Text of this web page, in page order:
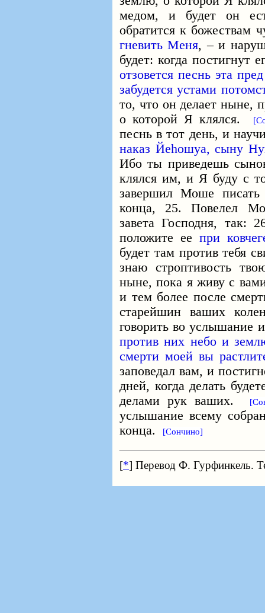
медом, и будет он
обратится к
гневить Меня, – и
будет: когда постигнут
отзовется песнь эта
забудется устами
то, что он делает ныне,
о которой Я клялся.
песнь в тот день, и
наказ Йеhошуа, сыну
Ибо ты приведешь
клялся им, и Я буду с
завершил Моше
конца, 25. Повелел
завета Господня, так:
положите ее при
будет там против тебя
знаю строптивость
ныне, пока я живу с
и тем более после
старейшин ваших
говорить во услышание
против них небо и
смерти моей вы
заповедал вам, и
дней, когда делать
делами рук ваших.
услышание всему
конца.
[Сончино]
[*] Перевод Ф. Гурфинкель.